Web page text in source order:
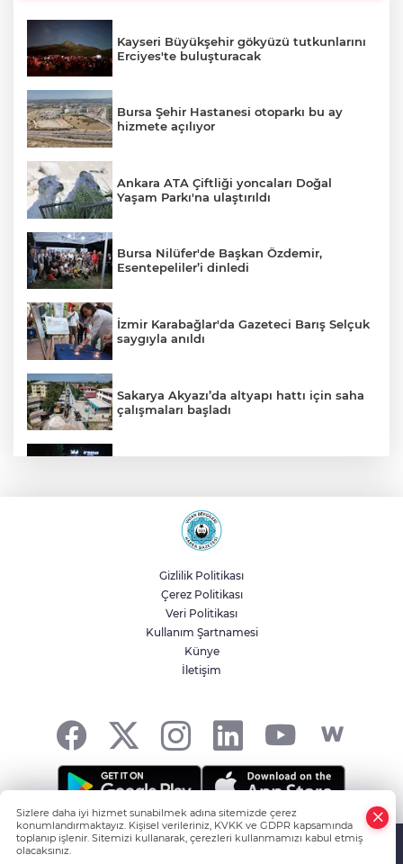
Kayseri Büyükşehir gökyüzü tutkunlarını
Erciyes'te buluşturacak
Bursa Şehir Hastanesi otoparkı bu ay
hizmete açılıyor
Ankara ATA Çiftliği yoncaları Doğal
Yaşam Parkı'na ulaştırıldı
Bursa Nilüfer'de Başkan Özdemir,
Esentepeliler’i dinledi
İzmir Karabağlar'da Gazeteci Barış Selçuk
saygıyla anıldı
Sakarya Akyazı’da altyapı hattı için saha
çalışmaları başladı
Manisa Kula'da sıcak asfalt tamamlandı
2025'te Ar-Ge'ye 254 milyar TL harcadık!
Ar-Ge'de en büyük pay üniversitelere
Nevşehir Kültür Yolu'nda Merve Özbey
Gizlilik Politikası
Çerez Politikası
Veri Politikası
Kullanım Şartnamesi
Künye
İletişim
HABER YAZILIMIve TURKTICARET.NET projesidir Copyright© 2006-
Sizlere daha iyi hizmet sunabilmek adına sitemizde çerez
konumlandırmaktayız. Kişisel verileriniz, KVKK ve GDPR kapsamında
toplanıp işlenir. Sitemizi kullanarak, çerezleri kullanmamızı kabul etmiş
olacaksınız.